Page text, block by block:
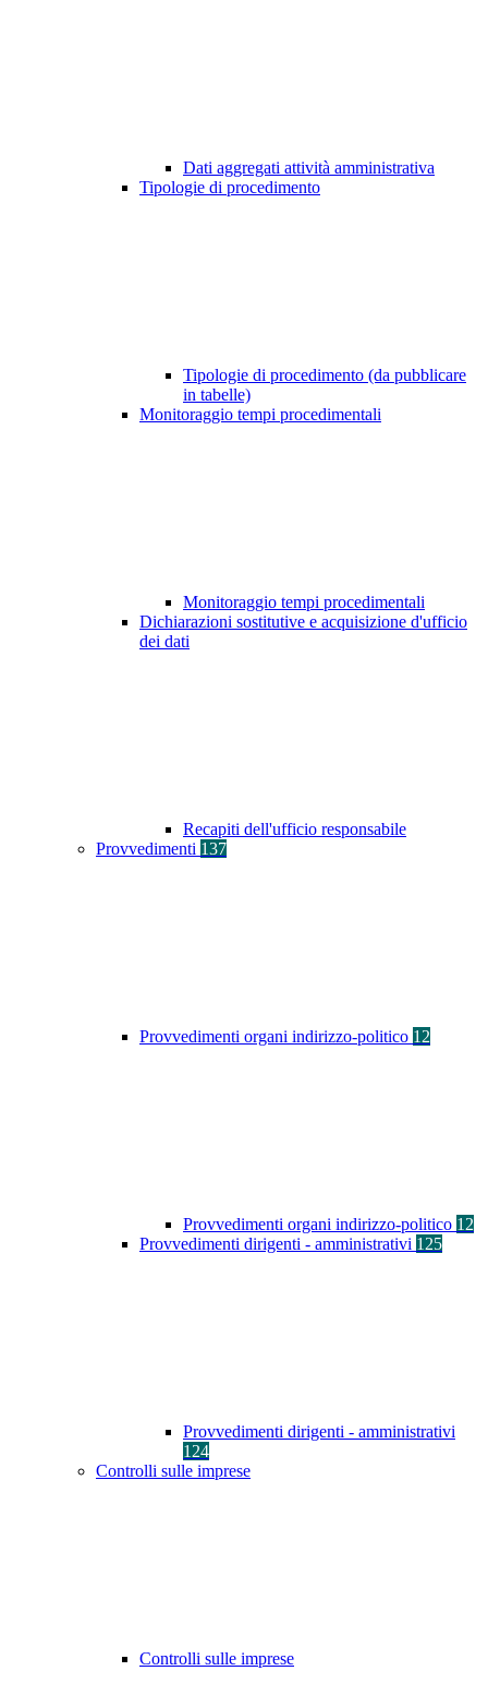
Dati aggregati attività amministrativa
Tipologie di procedimento
Tipologie di procedimento (da pubblicare
in tabelle)
Monitoraggio tempi procedimentali
Monitoraggio tempi procedimentali
Dichiarazioni sostitutive e acquisizione d'ufficio
dei dati
Recapiti dell'ufficio responsabile
Provvedimenti 137
Provvedimenti organi indirizzo-politico 12
Provvedimenti organi indirizzo-politico 12
Provvedimenti dirigenti - amministrativi 125
Provvedimenti dirigenti - amministrativi
124
Controlli sulle imprese
Controlli sulle imprese